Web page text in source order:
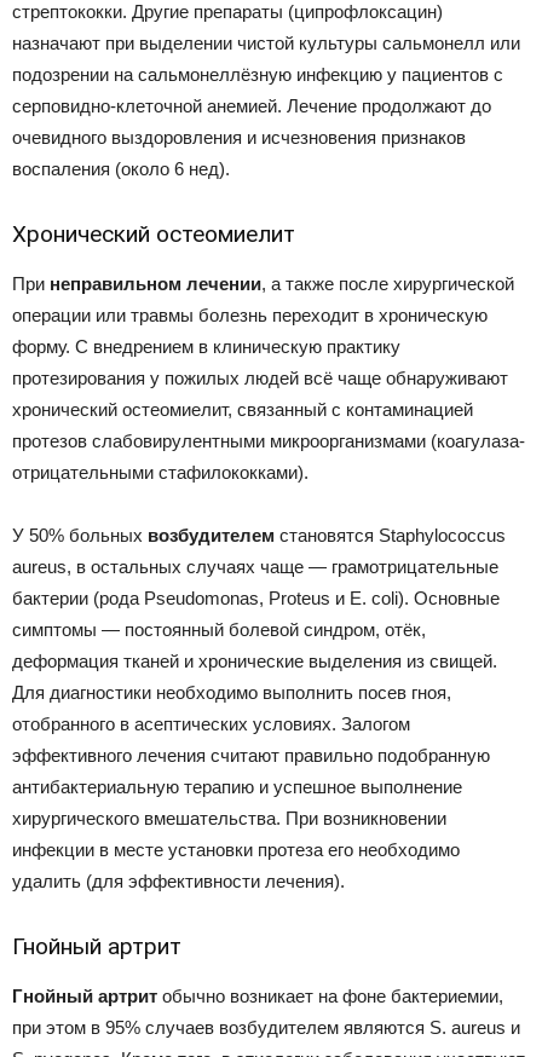
стрептококки. Другие препараты (ципрофлоксацин)
назначают при выделении чистой культуры сальмонелл или
подозрении на сальмонеллёзную инфекцию у пациентов с
серповидно-клеточной анемией. Лечение продолжают до
очевидного выздоровления и исчезновения признаков
воспаления (около 6 нед).
Хронический остеомиелит
При неправильном лечении, а также после хирургической
операции или травмы болезнь переходит в хроническую
форму. С внедрением в клиническую практику
протезирования у пожилых людей всё чаще обнаруживают
хронический остеомиелит, связанный с контаминацией
протезов слабовирулентными микроорганизмами (коагулаза-
отрицательными стафилококками).
У 50% больных возбудителем становятся Staphylococcus
aureus, в остальных случаях чаще — грамотрицательные
бактерии (рода Pseudomonas, Proteus и Е. coli). Основные
симптомы — постоянный болевой синдром, отёк,
деформация тканей и хронические выделения из свищей.
Для диагностики необходимо выполнить посев гноя,
отобранного в асептических условиях. Залогом
эффективного лечения считают правильно подобранную
антибактериальную терапию и успешное выполнение
хирургического вмешательства. При возникновении
инфекции в месте установки протеза его необходимо
удалить (для эффективности лечения).
Гнойный артрит
Гнойный артрит обычно возникает на фоне бактериемии,
при этом в 95% случаев возбудителем являются S. aureus и